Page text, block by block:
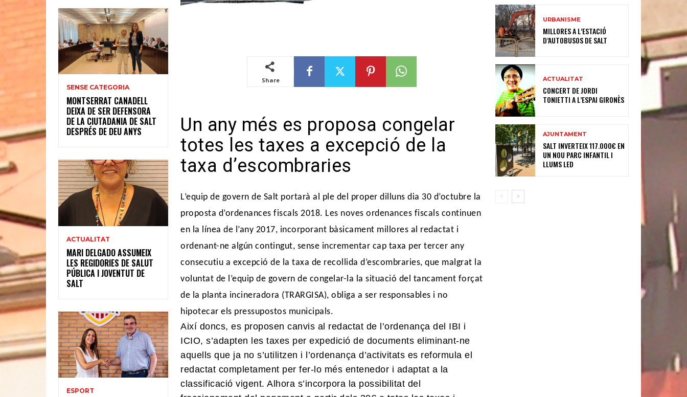
SENSE CATEGORIA
MONTSERRAT CANADELL
DEIXA DE SER DEFENSORA
DE LA CIUTADANIA DE SALT
DESPRÉS DE DEU ANYS
ACTUALITAT
MARI DELGADO ASSUMEIX
LES REGIDORIES DE SALUT
PÚBLICA I JOVENTUT DE
SALT
ESPORT
Share
Un any més es proposa congelar
totes les taxes a excepció de la
taxa d’escombraries
L’equip de govern de Salt portarà al ple del proper dilluns dia 30 d’octubre la
proposta d’ordenances fiscals 2018. Les noves ordenances fiscals continuen
en la línea de l’any 2017, incorporant bàsicament millores al redactat i
ordenant-ne algún contingut, sense incrementar cap taxa per tercer any
consecutiu a excepció de la taxa de recollida d’escombraries, que malgrat la
voluntat de l’equip de govern de congelar-la la situació del tancament forçat
de la planta incineradora (TRARGISA), obliga a ser responsables i no
hipotecar els pressupostos municipals.
Així doncs, es proposen canvis al redactat de l’ordenança del IBI i
ICIO, s’adapten les taxes per expedició de documents eliminant-ne
aquells que ja no s’utilitzen i l’ordenança d’activitats es reformula el
redactat completament per fer-lo més entenedor i adaptat a la
classificació vigent. Alhora s’incorpora la possibilitat del
URBANISME
MILLORES A L’ESTACIÓ
D’AUTOBUSOS DE SALT
ACTUALITAT
CONCERT DE JORDI
TONIETTI A L’ESPAI GIRONÈS
AJUNTAMENT
SALT INVERTEIX 117.000€ EN
UN NOU PARC INFANTIL I
LLUMS LED